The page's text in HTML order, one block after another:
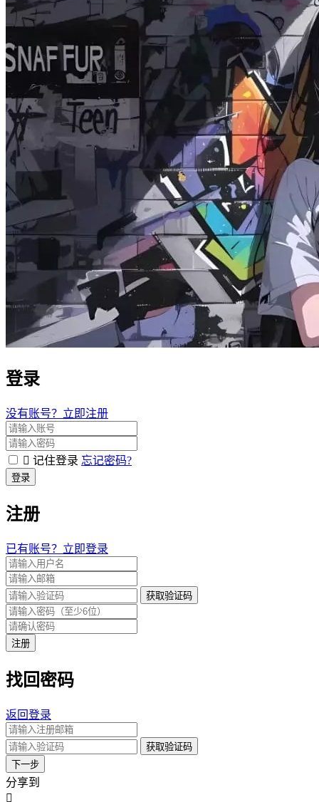
登录
没有账号？立即注册
记住登录 忘记密码?
登录
注册
已有账号？立即登录
获取验证码
注册
找回密码
返回登录
获取验证码
下一步
分享到